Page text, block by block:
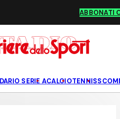
ABBONATI
SERIE ACALCIOTENNIS